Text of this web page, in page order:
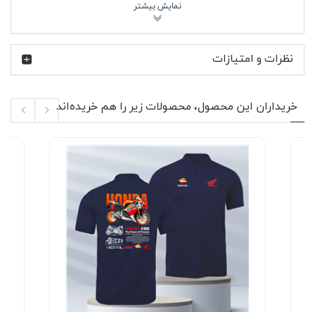
بی کینگ یکی از متفاوت‌ترین موتورهای سوزوکی بود؛ مدلی
میان طرفداران موتوراسپرت شناخته می‌شود. حالا نام suzuki
B-KING روی این پولوشرت، برای علاقه‌مندان یادآور همان
ویژگی‌های محصول 🔍
جنس پارچه جودون با بافت مقاوم و گردش هوای
مناسب
آستین کوتاه مناسب فصل‌های گرم و استفاده روزمره
یقه کلاسیک با دو دکمه برای تنظیم فرم یقه
بدون پرزدهی در استفاده مداوم
بدون آب‌رفت در صورت شستشو با آب سرد
دوام بالا و حفظ فرم پس از شستشو
رنگ یشمی خاص قابل ست با آیتم‌های تیره و خنثی
پارچه جودون به‌دلیل بافت لانه‌زنبوری خود، ایستایی بهتری
نسبت به تیشرت‌های ساده دارد و روی تن خوش‌فرم‌تر دیده
می‌شود. همین ویژگی باعث شده پولوشرت جودون یشمی
نظرات و امتیازات
خریداران این محصول، محصولات زیر را هم خریده‌اند